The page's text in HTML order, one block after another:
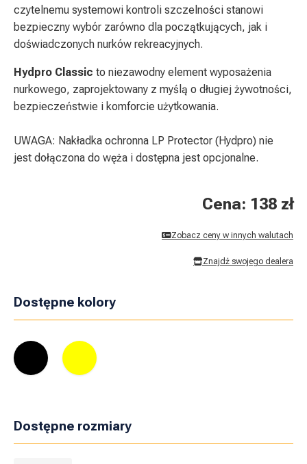
czytelnemu systemowi kontroli szczelności stanowi
bezpieczny wybór zarówno dla początkujących, jak i
doświadczonych nurków rekreacyjnych.
Hydpro Classic to niezawodny element wyposażenia
nurkowego, zaprojektowany z myślą o długiej żywotności,
bezpieczeństwie i komforcie użytkowania.
UWAGA: Nakładka ochronna LP Protector (Hydpro) nie
jest dołączona do węża i dostępna jest opcjonalne.
Cena: 138 zł
Zobacz ceny w innych walutach
Znajdź swojego dealera
Dostępne kolory
Dostępne rozmiary